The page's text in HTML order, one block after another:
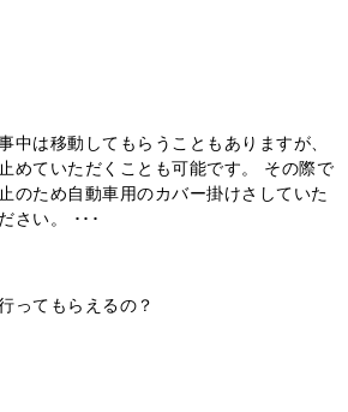
中は移動してもらうこともありますが、
めていただくことも可能です。 その際で
のため自動車用のカバー掛けさしていた
さい。 ･･･
ってもらえるの？